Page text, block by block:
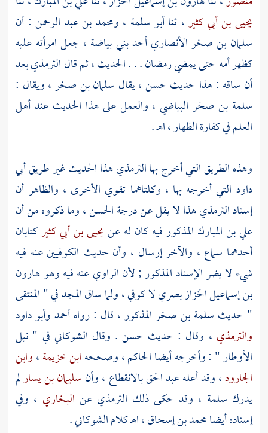
يحيى بن أبي كثير، ثناأبو سلمة ، ومحمد بن عبد الرحمن : أن
سلمان بن صخر الأنصاريأحدبني بياضة ، جعل امرأته عليه
كظهر أمه حتى يمضي رمضان . . . الحديث ، ثم قالالترمذيبعد
أن ساقه : هذا حديث حسن ، يقال سلمان بن صخر، ويقال :
سلمة بن صخر البياضي ، والعمل على هذا الحديث عند أهل
العلم في كفارة الظهار ، اهـ .
وهذه الطريق التي أخرج بهاالترمذيهذا الحديث غير طريقأبي
داود التي أخرجه بها ، وكلتاهما تقوي الأخرى ، والظاهر أن
إسنادالترمذيهذا لا يقل عن درجة الحسن ، وما ذكروه من أن
علي بن المبارك المذكور فيه كان له عنيحيى بن أبي كثيركتابان
أحدهما سماع ، والآخر إرسال ، وأن حديث الكوفيين عنه فيه
شيء لا يضر الإسناد المذكور ; لأن الراوي عنه فيه وهوهارون
بن إسماعيل الخزازبصري لا كوفي ، ولما ساق المجد في " المنتقى
" حديث سلمة بن صخرالمذكور ، قال : رواهأحمدوأبو داود
والترمذي ، وقال : حديث حسن . وقال الشوكاني في " نيل
الأوطار " : وأخرجه أيضاالحاكم، وصححهابن خزيمة،وابن
الجارود، وقد أعلهعبد الحقبالانقطاع ، وأنسليمان بن يسارلم
يدرك سلمة ، وقد حكى ذلك الترمذي عن البخاري ، وفي
إسناده أيضامحمد بن إسحاق، اهـ كلامالشوكاني.